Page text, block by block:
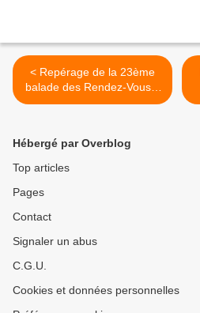
< Repérage de la 23ème
balade des Rendez-Vous d
La REINE
Hébergé par Overblog
Top articles
Pages
Contact
Signaler un abus
C.G.U.
Cookies et données personnelles